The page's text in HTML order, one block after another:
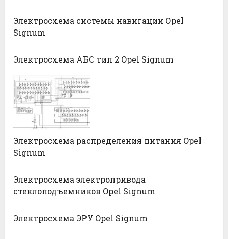
Электросхема системы навигации Opel
Signum
Электросхема АБС тип 2 Opel Signum
Электросхема распределения питания Opel
Signum
Электросхема электропривода
стеклоподъемников Opel Signum
Электросхема ЭРУ Opel Signum